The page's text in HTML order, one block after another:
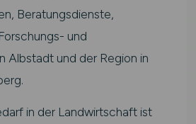
Beratungsdienste,
und
Albstadt und der Region in
in der Landwirtschaft ist